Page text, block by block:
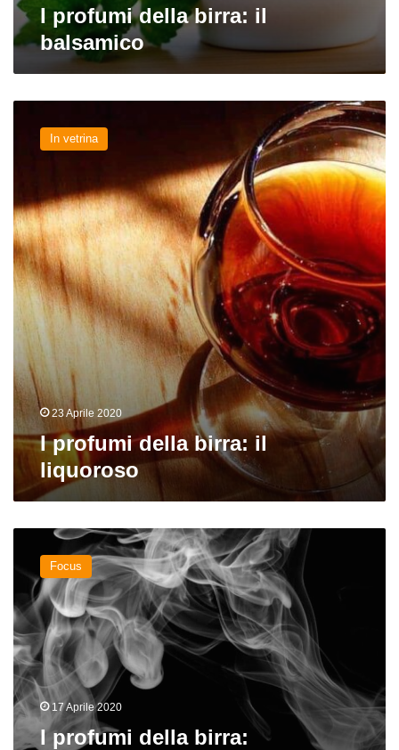
I profumi della birra: il
balsamico
profumi
liquoroso
In vetrina
23 Aprile 2020
I profumi della birra: il
liquoroso
profumi
della
birra:
l’affumicato
Focus
17 Aprile 2020
I profumi della birra: